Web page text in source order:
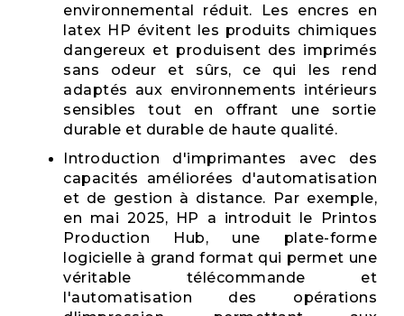
environnemental réduit. Les encres en
latex HP évitent les produits chimiques
dangereux et produisent des imprimés
sans odeur et sûrs, ce qui les rend
adaptés aux environnements intérieurs
sensibles tout en offrant une sortie
durable et durable de haute qualité.
Introduction d'imprimantes avec des
capacités améliorées d'automatisation
et de gestion à distance. Par exemple,
en mai 2025, HP a introduit le Printos
Production Hub, une plate-forme
logicielle à grand format qui permet une
véritable télécommande et
l'automatisation des opérations